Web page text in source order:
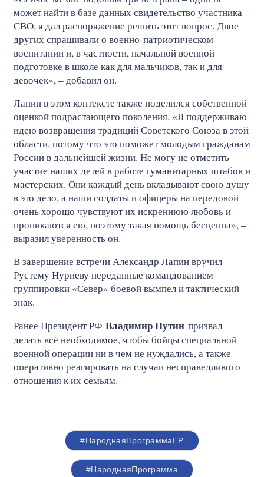
может найти в базе данных свидетельство участника
СВО, я дал распоряжение решить этот вопрос. Двое
других спрашивали о военно-патриотическом
воспитании и, в частности, начальной военной
подготовке в школе как для мальчиков, так и для
девочек», – добавил он.
Лапин в этом контексте также поделился собственной
оценкой подрастающего поколения. «Я поддерживаю
идею возвращения традиций Советского Союза в этой
области, потому что это поможет молодым гражданам
России в дальнейшей жизни. Не могу не отметить
участие наших детей в работе гуманитарных штабов и
мастерских. Они каждый день вкладывают свою душу
в это дело, а наши солдаты и офицеры на передовой
очень хорошо чувствуют их искреннюю любовь и
проникаются ею, поэтому такая помощь бесценна», –
выразил уверенность он.
В завершение встречи Александр Лапин вручил
Рустему Нуриеву переданные командованием
группировки «Север» боевой вымпел и тактический
знак.
Ранее Президент РФ Владимир Путин призвал
делать всё необходимое, чтобы бойцы специальной
военной операции ни в чем не нуждались, а также
оперативно реагировать на случаи несправедливого
отношения к их семьям.
#НароднаяПрограммаЕР
#НароднаяПрограмма